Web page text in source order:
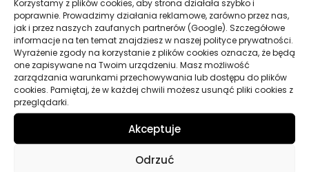
Korzystamy z plików cookies, aby strona działała szybko i
poprawnie. Prowadzimy działania reklamowe, zarówno przez nas,
jak i przez naszych zaufanych partnerów (Google). Szczegółowe
informacje na ten temat znajdziesz w naszej polityce prywatności.
Wyrażenie zgody na korzystanie z plików cookies oznacza, że będą
one zapisywane na Twoim urządzeniu. Masz możliwość
zarządzania warunkami przechowywania lub dostępu do plików
cookies. Pamiętaj, że w każdej chwili możesz usunąć pliki cookies z
przeglądarki.
Akceptuje
Odrzuć
zapobiec ich zamarznięciu do rana.
Parametry techniczne
Producent Autoland
300 ml